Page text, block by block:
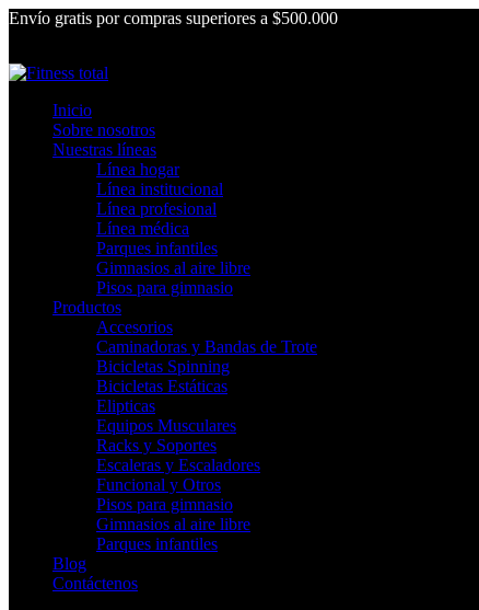
Envío gratis por compras superiores a $500.000
Inicio
Sobre nosotros
Nuestras líneas
Línea hogar
Línea institucional
Línea profesional
Línea médica
Parques infantiles
Gimnasios al aire libre
Pisos para gimnasio
Productos
Accesorios
Caminadoras y Bandas de Trote
Bicicletas Spinning
Bicicletas Estáticas
Elipticas
Equipos Musculares
Racks y Soportes
Escaleras y Escaladores
Funcional y Otros
Pisos para gimnasio
Gimnasios al aire libre
Parques infantiles
Blog
Contáctenos